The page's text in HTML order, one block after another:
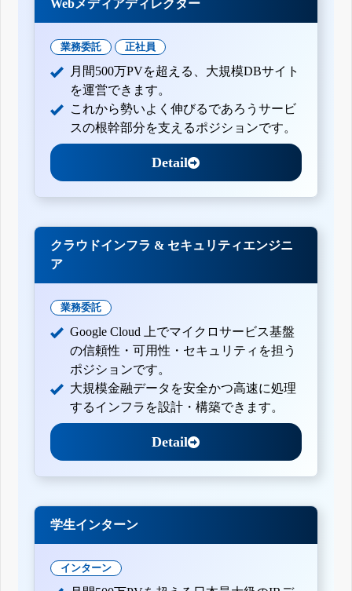
Webメディアディレクター
業務委託 正社員
月間500万PVを超える、大規模DBサイト
を運営できます。
これから勢いよく伸びるであろうサービ
スの根幹部分を支えるポジションです。
Detail
クラウドインフラ & セキュリティエンジニ
ア
業務委託
Google Cloud 上でマイクロサービス基盤
の信頼性・可用性・セキュリティを担う
ポジションです。
大規模金融データを安全かつ高速に処理
するインフラを設計・構築できます。
Detail
学生インターン
インターン